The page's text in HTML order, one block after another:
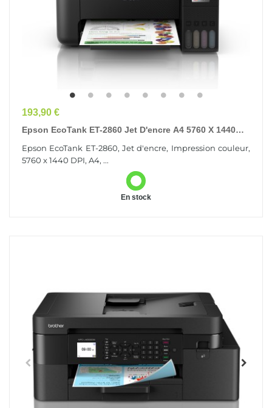
Prix
193,90 €
Epson EcoTank ET-2860 Jet D'encre A4 5760 X 1440
Epson EcoTank ET-2860, Jet d'encre, Impression couleur,
5760 x 1440 DPI, A4, ...
En stock